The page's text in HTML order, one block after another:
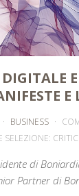
E
BUSINESS
di
Partner di